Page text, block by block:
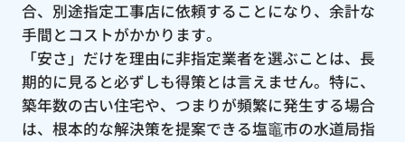
合、別途指定工事店に依頼することになり、余計な
手間とコストがかかります。
「安さ」だけを理由に非指定業者を選ぶことは、長
期的に見ると必ずしも得策とは言えません。特に、
築年数の古い住宅や、つまりが頻繁に発生する場合
は、根本的な解決策を提案できる塩竈市の水道局指